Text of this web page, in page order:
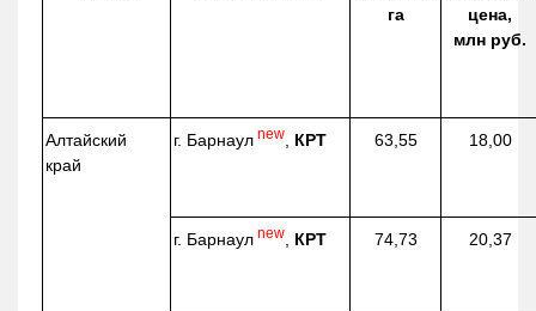
га
цена,
млн руб.
Алтайский
край
г. Барнаул new КРТ 63,55 18,00
г. Барнаул new КРТ 74,73 20,37